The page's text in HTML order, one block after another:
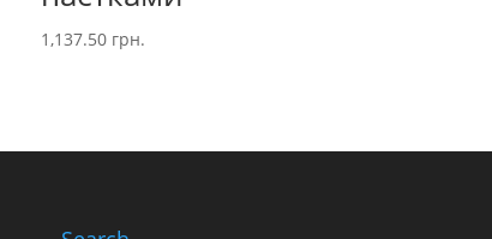
1,137.50 грн.